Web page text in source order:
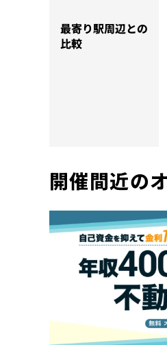
最寄り駅周辺との
比較
開催間近の